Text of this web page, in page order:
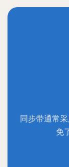
同步带通常
免